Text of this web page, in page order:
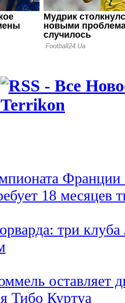
Франции
18 месяцев
три
оставляет
Тибо Куртуа